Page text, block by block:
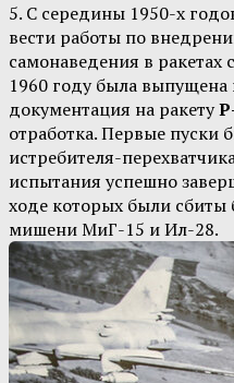
5. С середины 1950-х
вести работы по
самонаведения в
1960 году была выпущена
документация на ракету
отработка. Первые пуски
истребителя-
испытания успешно
ходе которых были сбиты
мишени МиГ-15 и Ил-28.